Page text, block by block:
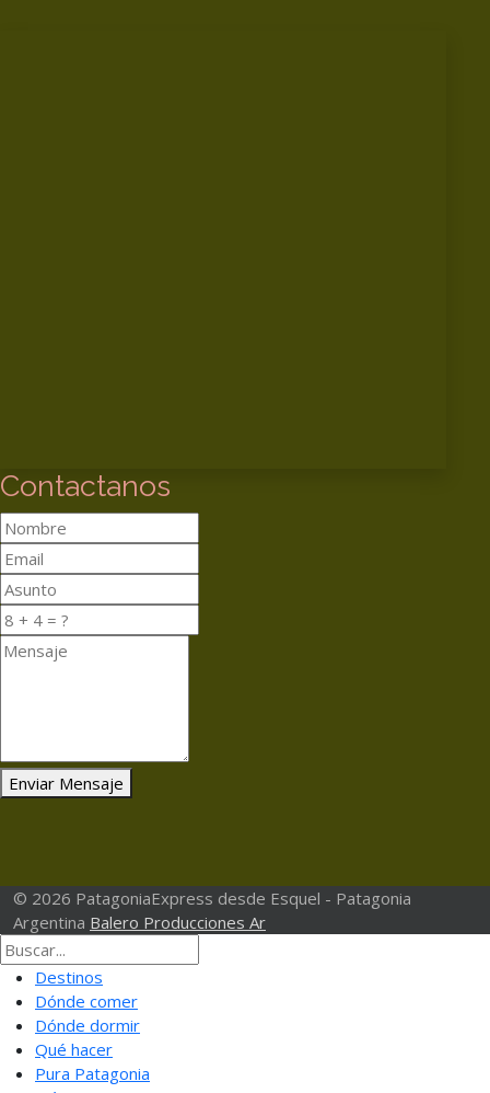
Contactanos
Enviar Mensaje
© 2026 PatagoniaExpress desde Esquel - Patagonia
Argentina Balero Producciones Ar
Destinos
Dónde comer
Dónde dormir
Qué hacer
Pura Patagonia